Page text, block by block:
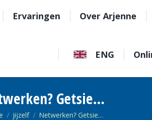
Ervaringen Over Arjenne
ENG
Getsie…
hier:
jijzelf Netwerken? Getsie…